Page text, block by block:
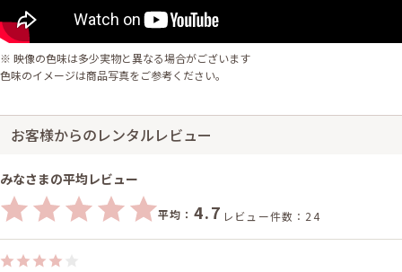
※ 映像の色味は多少実物と異なる場合がございます
色味のイメージは商品写真をご参考ください。
お客様からのレンタルレビュー
みなさまの平均レビュー
平均： 4.7 レビュー件数：24